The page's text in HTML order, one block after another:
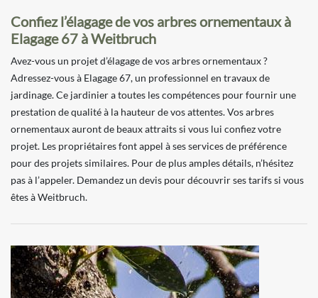
Confiez l’élagage de vos arbres ornementaux à
Elagage 67 à Weitbruch
Avez-vous un projet d’élagage de vos arbres ornementaux ?
Adressez-vous à Elagage 67, un professionnel en travaux de
jardinage. Ce jardinier a toutes les compétences pour fournir une
prestation de qualité à la hauteur de vos attentes. Vos arbres
ornementaux auront de beaux attraits si vous lui confiez votre
projet. Les propriétaires font appel à ses services de préférence
pour des projets similaires. Pour de plus amples détails, n’hésitez
pas à l’appeler. Demandez un devis pour découvrir ses tarifs si vous
êtes à Weitbruch.